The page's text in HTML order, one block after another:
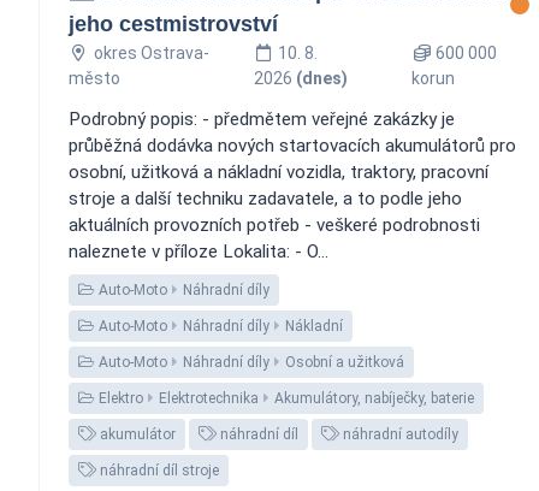
jeho cestmistrovství
okres Ostrava-
město
10. 8.
2026 (dnes)
600 000
korun
Podrobný popis: - předmětem veřejné zakázky je
průběžná dodávka nových startovacích akumulátorů pro
osobní, užitková a nákladní vozidla, traktory, pracovní
stroje a další techniku zadavatele, a to podle jeho
aktuálních provozních potřeb - veškeré podrobnosti
naleznete v příloze Lokalita: - O...
Auto-Moto Náhradní díly
Auto-Moto Náhradní díly Nákladní
Auto-Moto Náhradní díly Osobní a užitková
Elektro Elektrotechnika Akumulátory, nabíječky, baterie
akumulátor náhradní díl náhradní autodíly
náhradní díl stroje